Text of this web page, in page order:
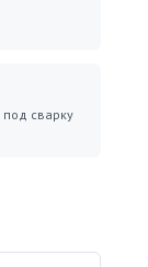
под сварку